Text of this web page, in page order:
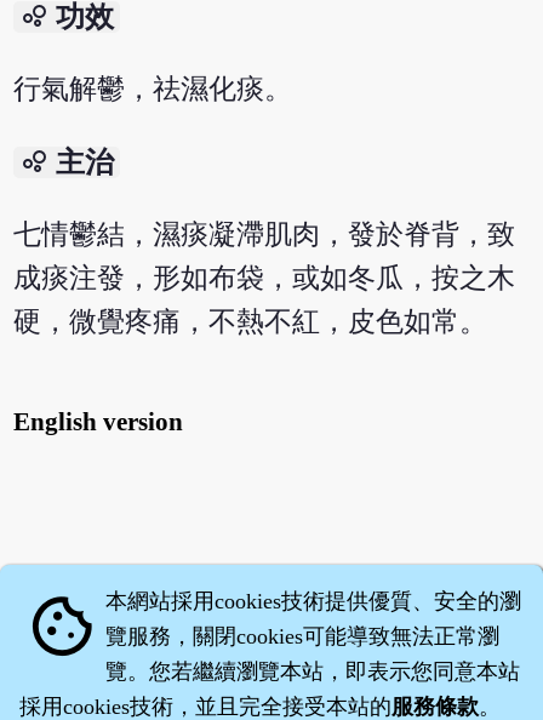
bubble_chart 功效
行氣解鬱，祛濕化痰。
bubble_chart 主治
七情鬱結，濕痰凝滯肌肉，發於脊背，致
成痰注發，形如布袋，或如冬瓜，按之木
硬，微覺疼痛，不熱不紅，皮色如常。
English version
cookie 本網站採用cookies技術提供優質、安全的瀏
覽服務，關閉cookies可能導致無法正常瀏
覽。您若繼續瀏覽本站，即表示您同意本站
採用cookies技術，並且完全接受本站的服務條款。